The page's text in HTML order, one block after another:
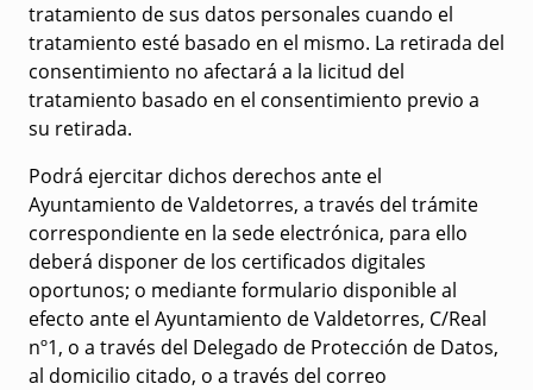
tratamiento de sus datos personales cuando el
tratamiento esté basado en el mismo. La retirada del
consentimiento no afectará a la licitud del
tratamiento basado en el consentimiento previo a
su retirada.
Podrá ejercitar dichos derechos ante el
Ayuntamiento de Valdetorres, a través del trámite
correspondiente en la sede electrónica, para ello
deberá disponer de los certificados digitales
oportunos; o mediante formulario disponible al
efecto ante el Ayuntamiento de Valdetorres, C/Real
nº1, o a través del Delegado de Protección de Datos,
al domicilio citado, o a través del correo